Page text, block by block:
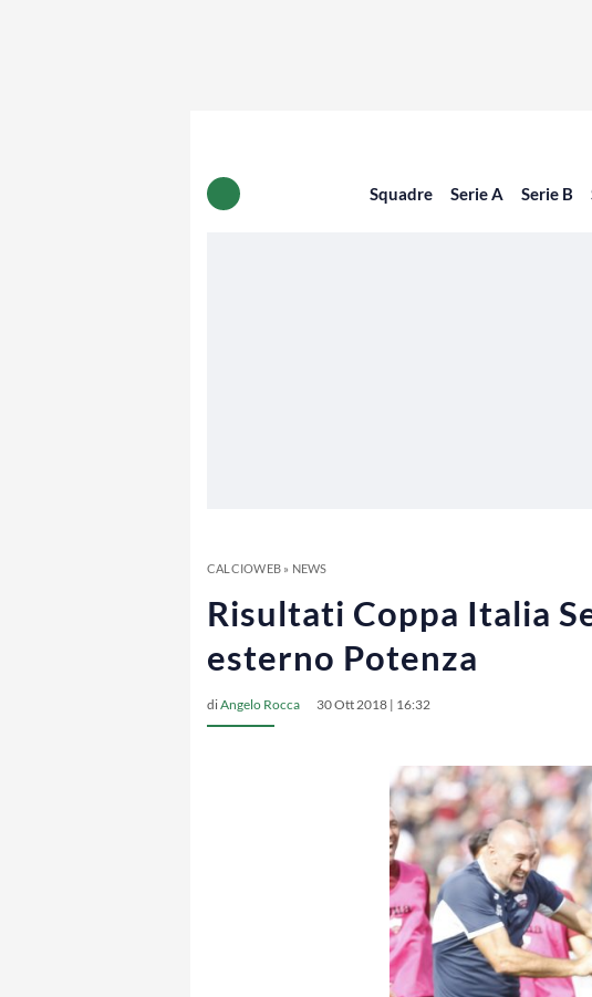
Squadre Serie A Serie B
CALCIOWEB» NEWS
Risultati Coppa Italia
esterno Potenza
diAngelo Rocca 30 Ott 2018 | 16:32